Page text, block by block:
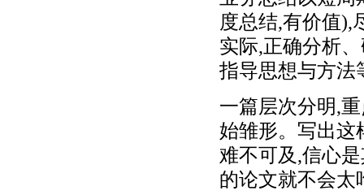
度总结,有价值),
实际,正确分析
指导思想与方法
一篇层次分明,
始雏形。写出这
难不可及,信心
的论文就不会太